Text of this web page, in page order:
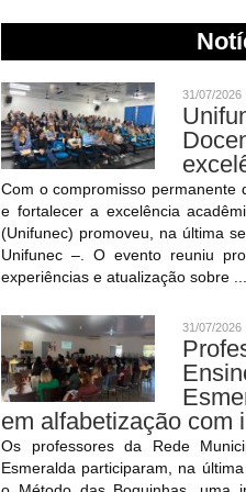
31/07/2026
Com o compromisso permanente
e fortalecer a excelência
(Unifunec) promoveu, na última
Unifunec –. O evento reuniu
experiências e atualização sobre
31/07/2026
em alfabetização com
Os professores da Rede
Esmeralda participaram, na